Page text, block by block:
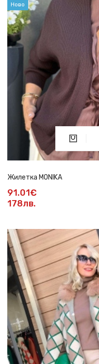
Ново
Жилетка MONIKA
91.01€
178лв.